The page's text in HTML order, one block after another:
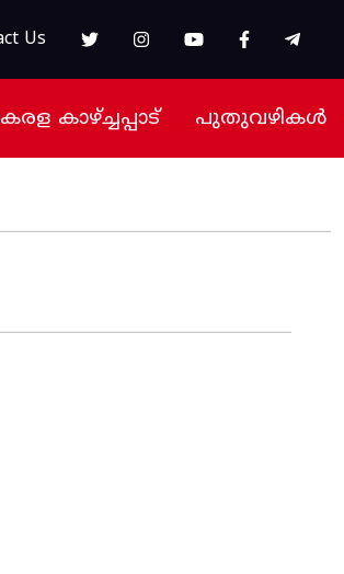
Us
കാഴ്ച്ചപ്പാട് പുതുവഴികൾ